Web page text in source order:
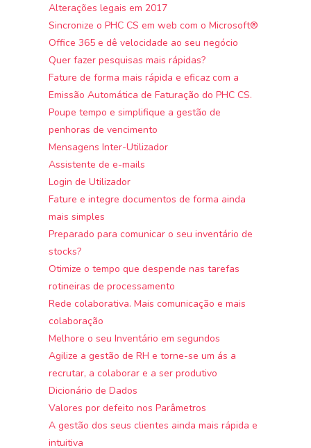
Alterações legais em 2017
Sincronize o PHC CS em web com o Microsoft®
Office 365 e dê velocidade ao seu negócio
Quer fazer pesquisas mais rápidas?
Fature de forma mais rápida e eficaz com a
Emissão Automática de Faturação do PHC CS.
Poupe tempo e simplifique a gestão de
penhoras de vencimento
Mensagens Inter-Utilizador
Assistente de e-mails
Login de Utilizador
Fature e integre documentos de forma ainda
mais simples
Preparado para comunicar o seu inventário de
stocks?
Otimize o tempo que despende nas tarefas
rotineiras de processamento
Rede colaborativa. Mais comunicação e mais
colaboração
Melhore o seu Inventário em segundos
Agilize a gestão de RH e torne-se um ás a
recrutar, a colaborar e a ser produtivo
Dicionário de Dados
Valores por defeito nos Parâmetros
A gestão dos seus clientes ainda mais rápida e
intuitiva